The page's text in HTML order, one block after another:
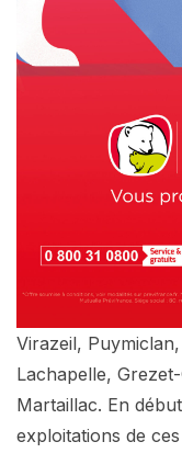
Virazeil,
Lachapelle,
Martaillac. En
exploitations de